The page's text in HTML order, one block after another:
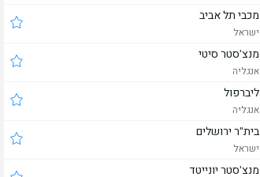
מכבי תל אביב
ישראל
מנצ'סטר סיטי
אנגליה
ליברפול
אנגליה
בית"ר ירושלים
ישראל
מנצ'סטר יונייטד